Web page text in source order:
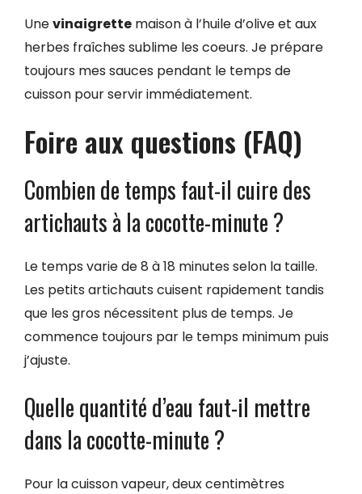
Unevinaigrette maison à l’huile d’olive et aux
herbes fraîches sublime les coeurs. Je prépare
toujours mes sauces pendant le temps de
cuisson pour servir immédiatement.
Foire aux questions (FAQ)
Combien de temps faut-il cuire des
artichauts à la cocotte-minute ?
Le temps varie de 8 à 18 minutes selon la taille.
Les petits artichauts cuisent rapidement tandis
que les gros nécessitent plus de temps. Je
commence toujours par le temps minimum puis
j’ajuste.
Quelle quantité d’eau faut-il mettre
dans la cocotte-minute ?
Pour la cuisson vapeur, deux centimètres